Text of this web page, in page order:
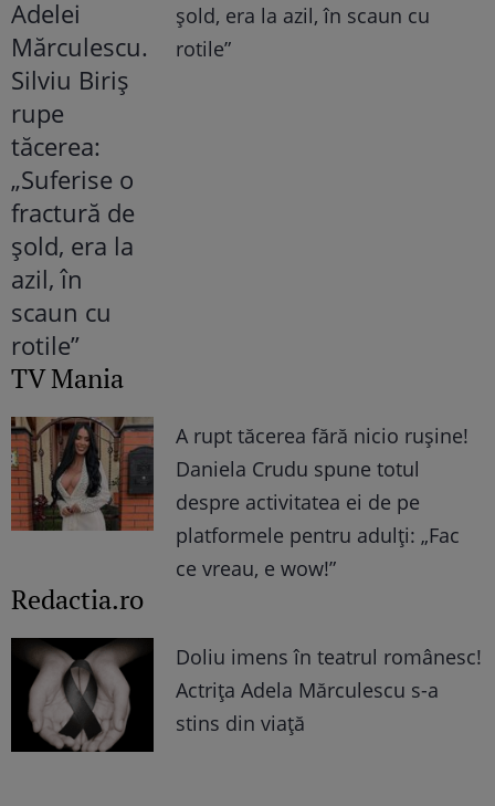
șold, era la azil, în scaun cu
rotile”
TV Mania
A rupt tăcerea fără nicio rușine!
Daniela Crudu spune totul
despre activitatea ei de pe
platformele pentru adulți: „Fac
ce vreau, e wow!”
Redactia.ro
Doliu imens în teatrul românesc!
Actrița Adela Mărculescu s-a
stins din viață